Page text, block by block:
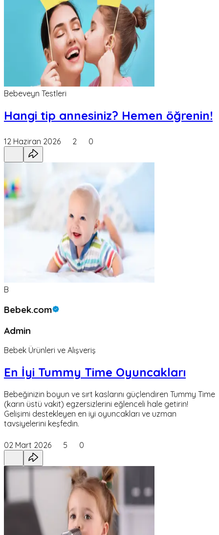
Bebeveyn Testleri
Hangi tip annesiniz? Hemen öğrenin!
12 Haziran 2026 2 0
B
Bebek.com
Admin
Bebek Ürünleri ve Alışveriş
En İyi Tummy Time Oyuncakları
Bebeğinizin boyun ve sırt kaslarını güçlendiren Tummy Time
(karın üstü vakit) egzersizlerini eğlenceli hale getirin!
Gelişimi destekleyen en iyi oyuncakları ve uzman
tavsiyelerini keşfedin.
02 Mart 2026 5 0